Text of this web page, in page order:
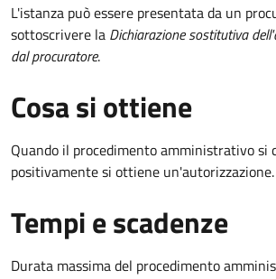
L'istanza può essere presentata da un
sottoscrivere la Dichiarazione sostitutiva
dal procuratore.
Cosa si ottiene
Quando il procedimento amministrativo si
positivamente si ottiene un'autorizzazione.
Tempi e scadenze
Durata massima del procedimento